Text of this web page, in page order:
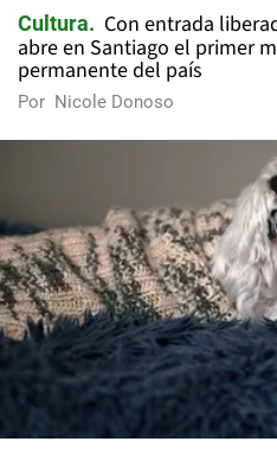
Cultura
Con entrada
abre en Santiago el primer
permanente del país
Por Nicole Donoso